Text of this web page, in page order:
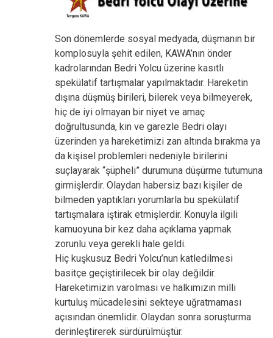
Son dönemlerde sosyal medyada, düşmanın bir
komplosuyla şehit edilen, KAWA’nın önder
kadrolarından Bedri Yolcu üzerine kasıtlı
spekülatif tartışmalar yapılmaktadır. Hareketin
dışına düşmüş birileri, bilerek veya bilmeyerek,
hiç de iyi olmayan bir niyet ve amaç
doğrultusunda, kin ve garezle Bedri olayı
üzerinden ya hareketimizi zan altında bırakma ya
da kişisel problemleri nedeniyle birilerini
suçlayarak “şüpheli” durumuna düşürme tutumuna
girmişlerdir. Olaydan habersiz bazı kişiler de
bilmeden yaptıkları yorumlarla bu spekülatif
tartışmalara iştirak etmişlerdir. Konuyla ilgili
kamuoyuna bir kez daha açıklama yapmak
zorunlu veya gerekli hale geldi.
Hiç kuşkusuz Bedri Yolcu’nun katledilmesi
basitçe geçiştirilecek bir olay değildir.
Hareketimizin varolması ve halkımızın milli
kurtuluş mücadelesini sekteye uğratmaması
açısından önemlidir. Olaydan sonra soruşturma
derinleştirerek sürdürülmüştür.